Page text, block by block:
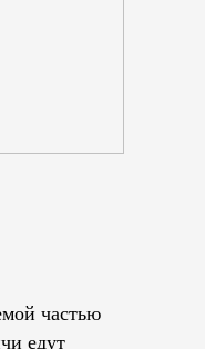
частью
едут